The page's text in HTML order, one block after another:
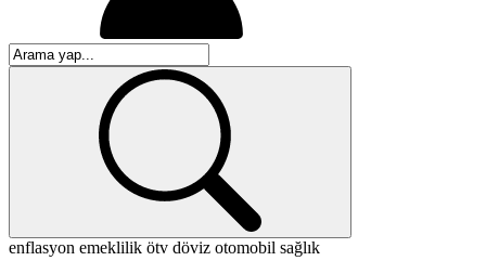
enflasyon emeklilik ötv döviz otomobil sağlık